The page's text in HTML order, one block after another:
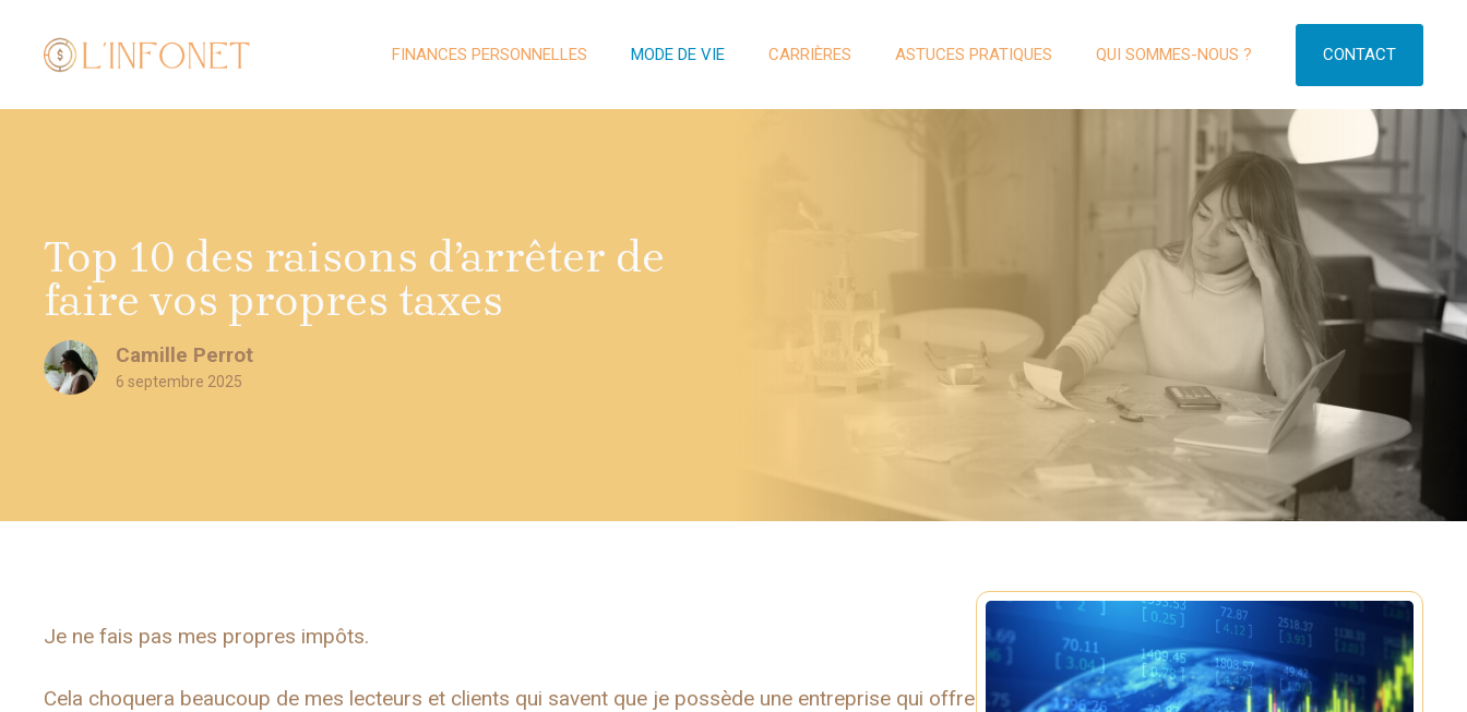
contenu
FINANCES PERSONNELLES MODE DE VIE CARRIÈRES ASTUCES PRATIQUES QUI SOMMES-NOUS ? CONTACT
Top 10 des raisons d’arrêter de
faire vos propres taxes
Camille Perrot
6 septembre 2025
Je ne fais pas mes propres impôts.
Cela choquera beaucoup de mes lecteurs et clients qui savent que je possède une entreprise qui offre